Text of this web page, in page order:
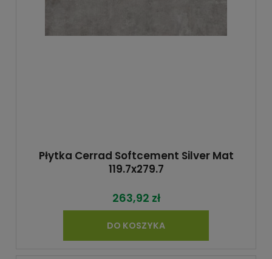
Płytka Cerrad Softcement Silver Mat
119.7x279.7
263,92 zł
DO KOSZYKA